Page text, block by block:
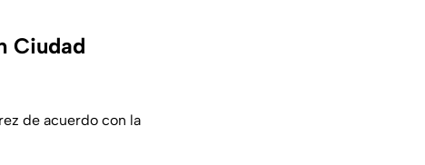
Ciudad
de acuerdo con la